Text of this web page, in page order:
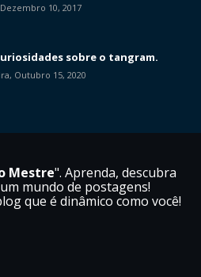
10, 2017
sobre o tangram.
Outubro 15, 2020
Mestre". Aprenda, descubra
mundo de postagens!
que é dinâmico como você!